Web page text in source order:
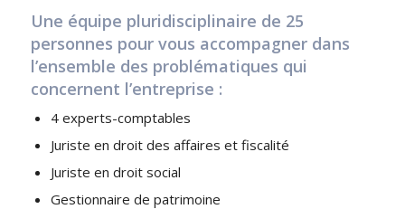
Une équipe pluridisciplinaire de 25
personnes pour vous accompagner dans
l’ensemble des problématiques qui
concernent l’entreprise :
4 experts-comptables
Juriste en droit des affaires et fiscalité
Juriste en droit social
Gestionnaire de patrimoine